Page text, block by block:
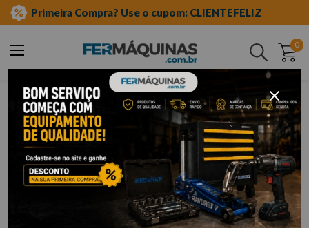
Primeira Compra? Use o cupom: CLIENTEFELIZ
0
Buscar
ferramentas em geral
brocas
broca para concreto